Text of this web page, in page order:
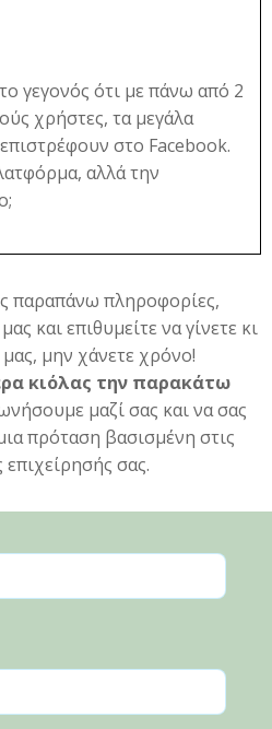
γεγονός ότι με πάνω από 2
χρήστες, τα μεγάλα
στο Facebook.
αλλά την
παραπάνω πληροφορίες,
και επιθυμείτε να γίνετε κι
μας, μην χάνετε χρόνο!
κιόλας την παρακάτω
μαζί σας και να σας
πρόταση βασισμένη στις
επιχείρησής σας.